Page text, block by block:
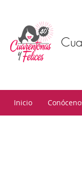
Inicio